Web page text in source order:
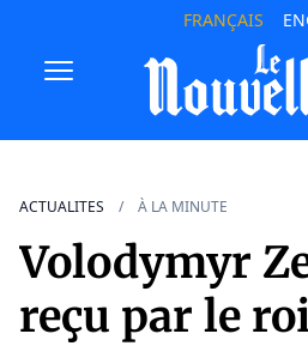
FRANÇAIS
ACTUALITES À LA MINUTE
Volodymyr
reçu par le